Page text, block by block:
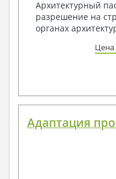
Архитектурный
разрешение на
органах
Цена
Адаптация